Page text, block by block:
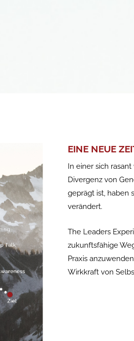
EINE NEUE
In einer sich
Divergenz von
geprägt ist, haben
verändert.
The Leaders
zukunftsfähige
Praxis
Wirkkraft von